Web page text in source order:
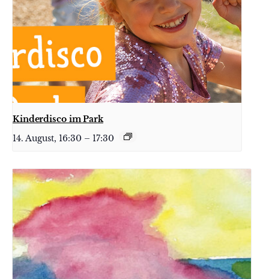
Kinderdisco im Park
14. August, 16:30 – 17:30